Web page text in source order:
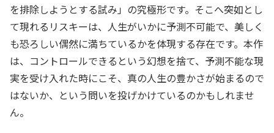
を排除しようとする試み」の究極形です。そこへ突如とし
て現れるリスキーは、人生がいかに予測不可能で、美しく
も恐ろしい偶然に満ちているかを体現する存在です。本作
は、コントロールできるという幻想を捨て、予測不能な現
実を受け入れた時にこそ、真の人生の豊かさが始まるので
はないか、という問いを投げかけているのかもしれませ
ん。